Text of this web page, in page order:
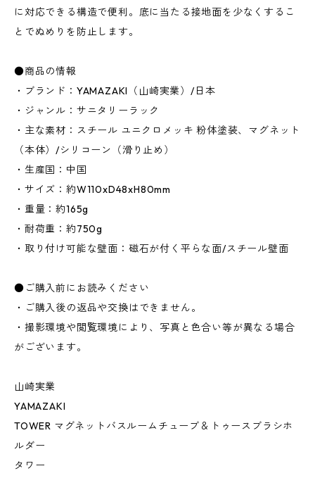
に対応できる構造で便利。底に当たる接地面を少なくするこ
とでぬめりを防止します。
●商品の情報
・ブランド：YAMAZAKI（山崎実業）/日本
・ジャンル：サニタリーラック
・主な素材：スチール ユニクロメッキ 粉体塗装、マグネット
（本体）/シリコーン（滑り止め）
・生産国：中国
・サイズ：約W110xD48xH80mm
・重量：約165g
・耐荷重：約750g
・取り付け可能な壁面：磁石が付く平らな面/スチール壁面
●ご購入前にお読みください
・ご購入後の返品や交換はできません。
・撮影環境や閲覧環境により、写真と色合い等が異なる場合
がございます。
山崎実業
YAMAZAKI
TOWER マグネットバスルームチューブ＆トゥースブラシホ
ルダー
タワー